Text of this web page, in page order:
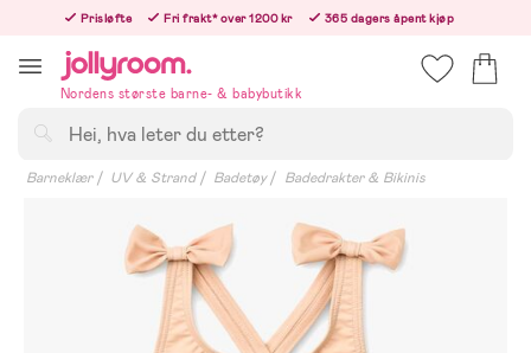
innehållet
Prisløfte Fri frakt* over 1200 kr
365 dagers åpent kjøp
Nordens største barne- & babybutikk
Barneklær UV & Strand Badetøy Badedrakter & Bikinis